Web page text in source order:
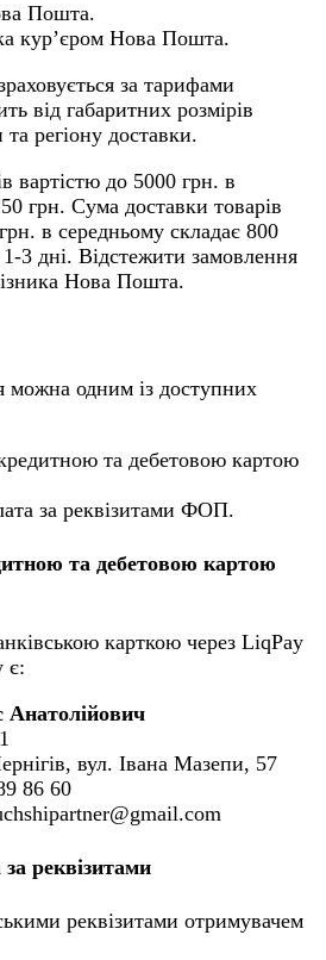
Пошта.
кур’єром Нова Пошта.
за тарифами
від габаритних розмірів
регіону доставки.
вартістю до 5000 грн. в
грн. Сума доставки товарів
в середньому складає 800
3 дні. Відстежити замовлення
Нова Пошта.
можна одним із доступних
та дебетовою картою
за реквізитами ФОП.
та дебетовою картою
карткою через LiqPay
є:
вул. Івана Мазепи, 57
86 60
реквізитами
реквізитами отримувачем